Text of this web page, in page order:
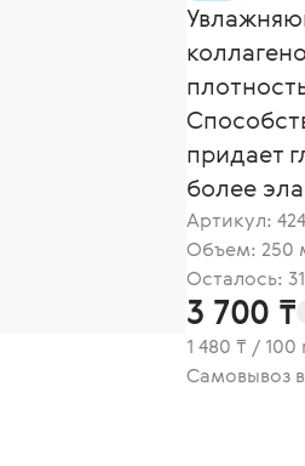
придает
более
Артикул:
Объем: 250
Осталось:
3 700 ₸
1 480 ₸ / 100
Самовывоз в